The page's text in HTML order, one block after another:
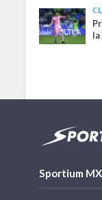
Sportium MX